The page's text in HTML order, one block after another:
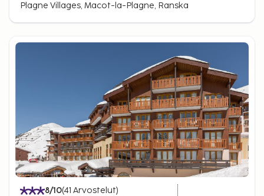
Plagne Villages, Macot-la-Plagne, Ranska
8/10(41 Arvostelut)